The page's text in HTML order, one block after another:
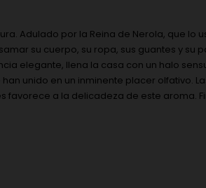
Adulado por la Reina de Nerola, que
su cuerpo, su ropa, sus guantes y su
elegante, llena la casa con un halo
unido en un inminente placer olfativo.
a la delicadeza de este aroma.